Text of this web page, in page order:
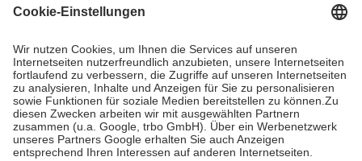
Grundsätzlich leisten Mitglieder Zuzahlungen in Höhe von zehn
höchstens zehn Euro.
Es sind jedoch nie mehr als die tatsächlichen
Kosten der Leistung zu entrichten.
Diese Regeln gelten grundsätzlich auch für Online-Apotheken.
Bei Heilmitteln und häuslicher Krankenpflege beträgt die
Zuzahlung zehn Prozent der Kosten sowie zehn Euro je
Verordnung.
Um das Engagement der Versicherten für ihre eigene Gesundheit zu